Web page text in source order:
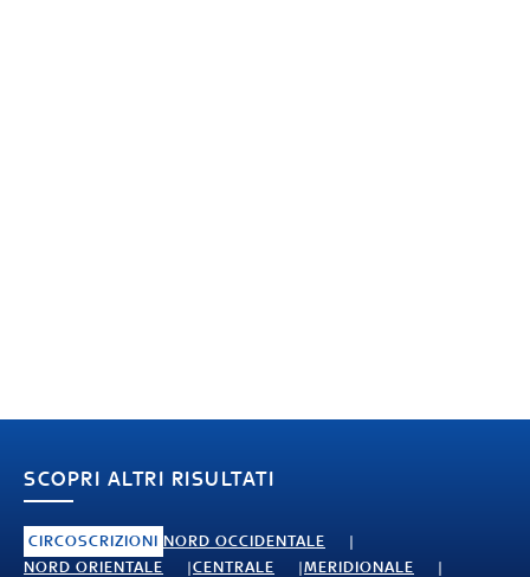
SCOPRI ALTRI RISULTATI
CIRCOSCRIZIONI NORD OCCIDENTALE
NORD ORIENTALE
CENTRALE
MERIDIONALE